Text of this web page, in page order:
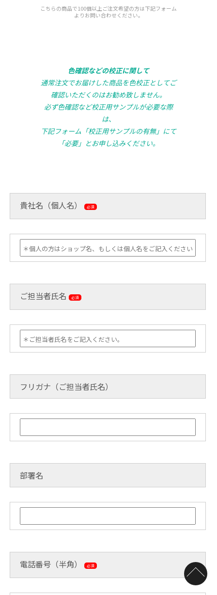
こちらの商品で100個以上ご注文希望の方は下記フォーム
よりお問い合わせください。
色確認などの校正に関して
通常注文でお届けした商品を色校正としてご
確認いただくのはお勧め致しません。
必ず色確認など校正用サンプルが必要な際
は、
下記フォーム「校正用サンプルの有無」にて
「必要」とお申し込みください。
貴社名（個人名） 必須
ご担当者氏名 必須
フリガナ（ご担当者氏名）
部署名
電話番号（半角） 必須